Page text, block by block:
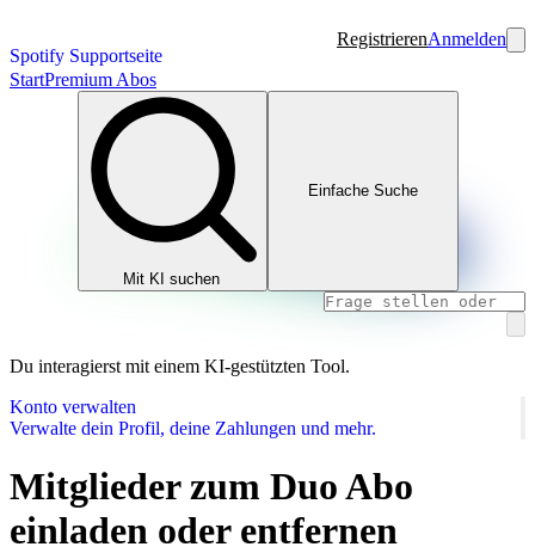
Spotify Supportseite
RegistrierenAnmelden
StartPremium Abos
Mit KI suchen
Einfache Suche
Du interagierst mit einem KI-gestützten Tool.
Konto verwalten
Verwalte dein Profil, deine Zahlungen und mehr.
Mitglieder zum Duo Abo
einladen oder entfernen